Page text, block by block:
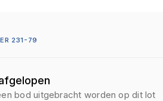
231-79
bod uitgebracht worden op dit lot